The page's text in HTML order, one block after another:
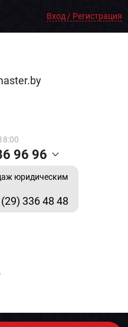
Вход / Регистрация
96 96
юридическим
336 48 48